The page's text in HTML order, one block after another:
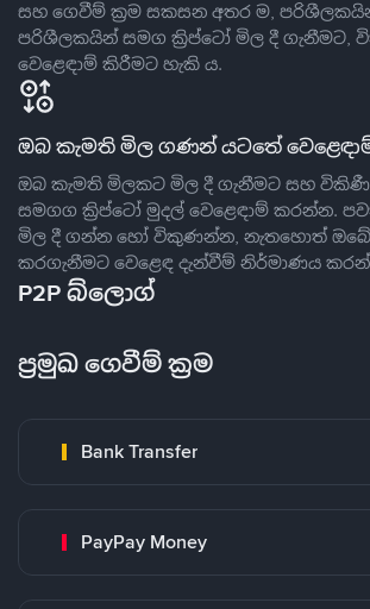
සහ ගෙවීම් ක්‍රම සකසන අතර ම,
පරිශීලකයින් සමග ක්‍රිප්ටෝ මිල දී ගැනීමට,
වෙළෙඳාම් කිරීමට හැකි ය.
ඔබ කැමති මිල ගණන් යටතේ
ඔබ කැමති මිලකට මිල දී ගැනීමට සහ
සමගග ක්‍රිප්ටෝ මුදල් වෙළෙඳාම් කරන්න.
මිල දී ගන්න හෝ විකුණන්න, නැතහොත්
කරගැනීමට වෙළෙඳ දැන්වීම් නිර්මාණය
P2P බ්ලොග්
ප්‍රමුඛ ගෙවීම් ක්‍රම
Bank Transfer
PayPay Money